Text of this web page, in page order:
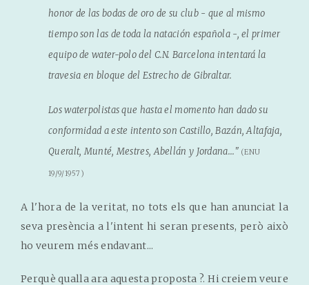
honor de las bodas de oro de su club - que al mismo
tiempo son las de toda la natación española -, el primer
equipo de water-polo del C.N. Barcelona intentará la
travesia en bloque del Estrecho de Gibraltar.
Los waterpolistas que hasta el momento han dado su
conformidad a este intento son Castillo, Bazán, Altafaja,
Queralt, Munté, Mestres, Abellán y Jordana..." (ENU
19/9/1957)
A l'hora de la veritat, no tots els que han anunciat la
seva presència a l'intent hi seran presents, però això
ho veurem més endavant...
Perquè qualla ara aquesta proposta ?. Hi creiem veure